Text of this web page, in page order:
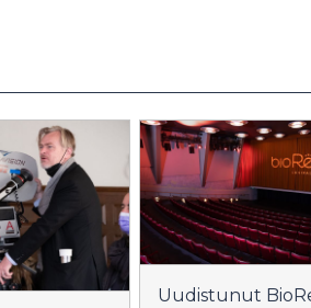
Uudistunut